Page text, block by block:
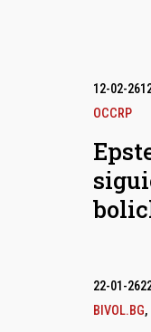
12-02-26
OCCRP
22-01-26
BIVOL.BG,